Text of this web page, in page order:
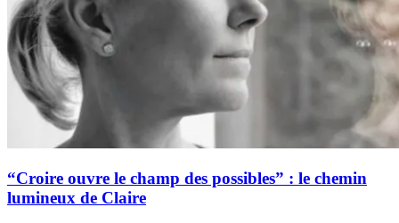
“Croire ouvre le champ des possibles” : le chemin
lumineux de Claire